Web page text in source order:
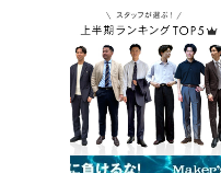
仙台シリウス・
CoCoLo新潟店
名古屋店
京都四条烏丸 三
大阪うめきた店
MEN'S 神戸北野
博多深見パーク